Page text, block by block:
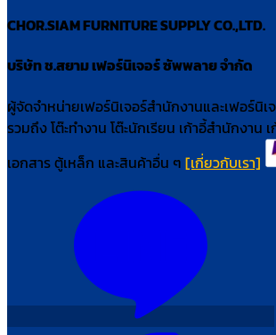
CHOR.SIAM FURNITURE SUPPLY CO.,LTD.
บริษัท ช.สยาม เฟอร์นิเจอร์ ซัพพลาย จำกัด
ผู้จัดจำหน่ายเฟอร์นิเจอร์สำนักงานและเฟอร์นิเ
รวมถึง โต๊ะทำงาน โต๊ะนักเรียน เก้าอี้สำนักงาน
เอกสาร ตู้เหล็ก และสินค้าอื่น ๆ [เกี่ยวกับเรา]